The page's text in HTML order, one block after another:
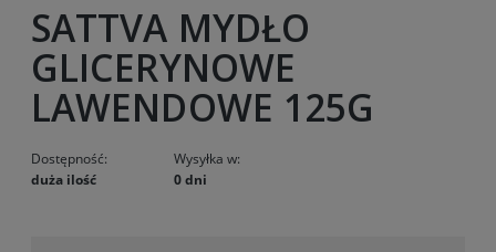
SATTVA MYDŁO
GLICERYNOWE
LAWENDOWE 125G
Dostępność:
duża ilość
Wysyłka w:
0 dni